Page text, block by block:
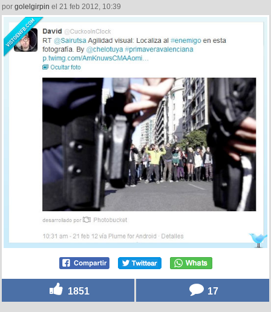
por golelgirpin el 21 feb 2012, 10:39
1851 17